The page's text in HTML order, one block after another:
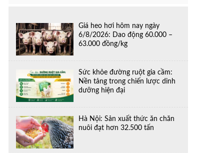
Giá heo hơi hôm nay ngày
6/8/2026: Dao động 60.000 –
63.000 đồng/kg
Sức khỏe đường ruột gia cầm:
Nền tảng trong chiến lược dinh
dưỡng hiện đại
Hà Nội: Sản xuất thức ăn chăn
nuôi đạt hơn 32.500 tấn